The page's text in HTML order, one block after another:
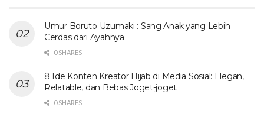
Umur Boruto Uzumaki : Sang Anak yang Lebih
Cerdas dari Ayahnya
0 SHARES
8 Ide Konten Kreator Hijab di Media Sosial: Elegan,
Relatable, dan Bebas Joget-joget
0 SHARES